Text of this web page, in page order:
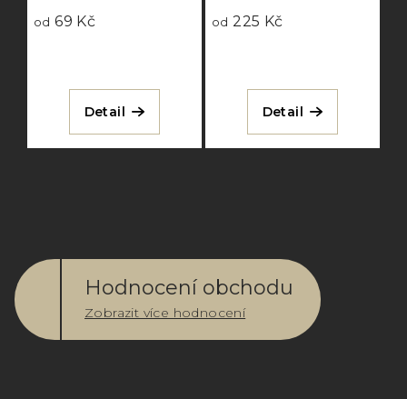
od 69 Kč
Detail
od 225 Kč
Detail
Hodnocení obchodu
Zobrazit více hodnocení